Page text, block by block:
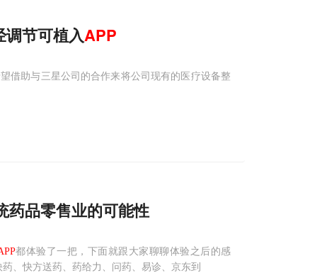
调节可植入APP
借助与三星公司的合作来将公司现有的医疗设备整
药品零售业的可能性
都体验了一把，下面就跟大家聊聊体验之后的感
、快方送药、药给力、问药、易诊、京东到